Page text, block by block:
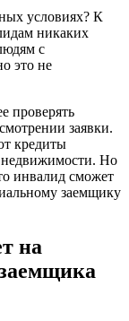
условиях? К
никаких
с
это не
проверять
заявки.
кредиты
недвижимости. Но
инвалид сможет
заемщику
на